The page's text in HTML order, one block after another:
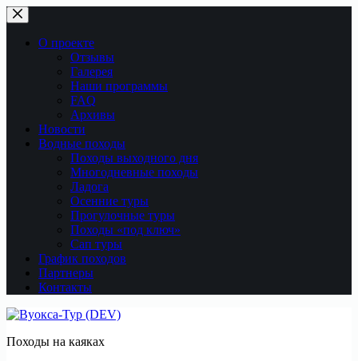
Перейти
к
сути
О проекте
Отзывы
Галерея
Наши программы
FAQ
Архивы
Новости
Водные походы
Походы выходного дня
Многодневные походы
Ладога
Осенние туры
Прогулочные туры
Походы «под ключ»
Сап туры
График походов
Партнеры
Контакты
Походы на каяках